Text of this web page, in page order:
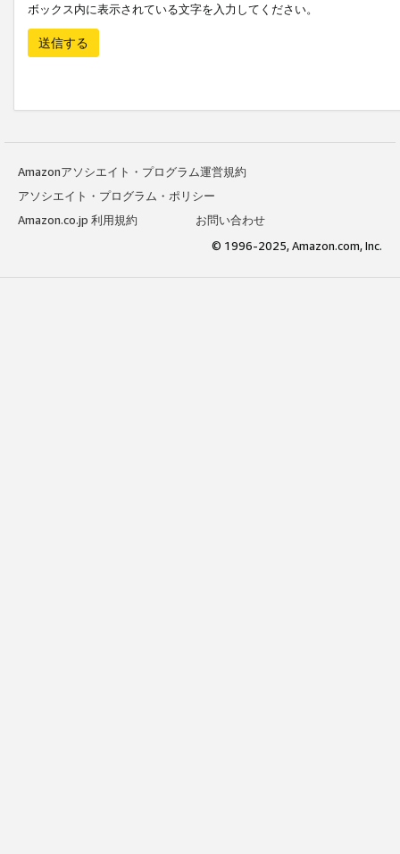
ボックス内に表示されている文字を入力してください。
送信する
Amazonアソシエイト・プログラム運営規約
アソシエイト・プログラム・ポリシー
Amazon.co.jp 利用規約
お問い合わせ
© 1996-2025, Amazon.com, Inc.